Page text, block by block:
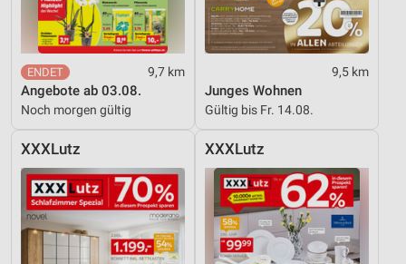
9,7 km
Angebote ab 03.08.
Noch morgen gültig
9,5 km
Junges Wohnen
Gültig bis Fr. 14.08.
XXXLutz XXXLutz